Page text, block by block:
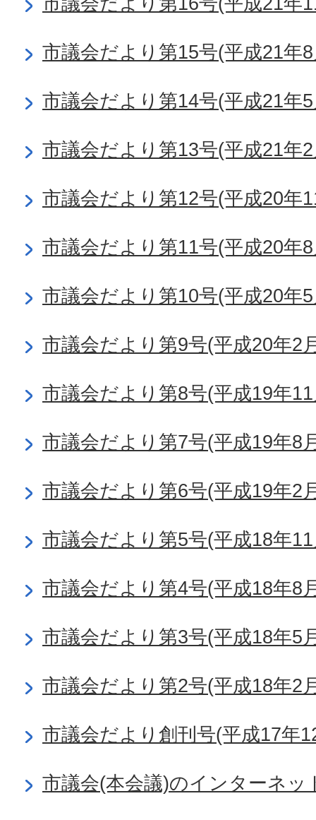
市議会だより第15号(平成21年
市議会だより第14号(平成21年
市議会だより第13号(平成21年
市議会だより第12号(平成20年
市議会だより第11号(平成20年
市議会だより第10号(平成20年
市議会だより第9号(平成20年2
市議会だより第8号(平成19年
市議会だより第7号(平成19年8
市議会だより第6号(平成19年2
市議会だより第5号(平成18年
市議会だより第4号(平成18年8
市議会だより第3号(平成18年5
市議会だより第2号(平成18年2
市議会だより創刊号(平成17年
市議会(本会議)のインターネッ